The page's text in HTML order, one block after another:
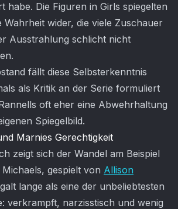
habe. Die Figuren in Girls spiegelten
Wahrheit wider, die viele Zuschauer
Ausstrahlung schlicht nicht
fällt diese Selbsterkenntnis
als Kritik an der Serie formuliert
oft eher eine Abwehrhaltung
Spiegelbild.
Marnies Gerechtigkeit
zeigt sich der Wandel am Beispiel
gespielt von Allison
lange als eine der unbeliebtesten
verkrampft, narzisstisch und wenig